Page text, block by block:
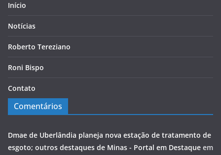
Início
Notícias
Roberto Tereziano
Roni Bispo
Contato
Comentários
Dmae de Uberlândia planeja nova estação de tratamento de
esgoto; outros destaques de Minas - Portal em Destaque em